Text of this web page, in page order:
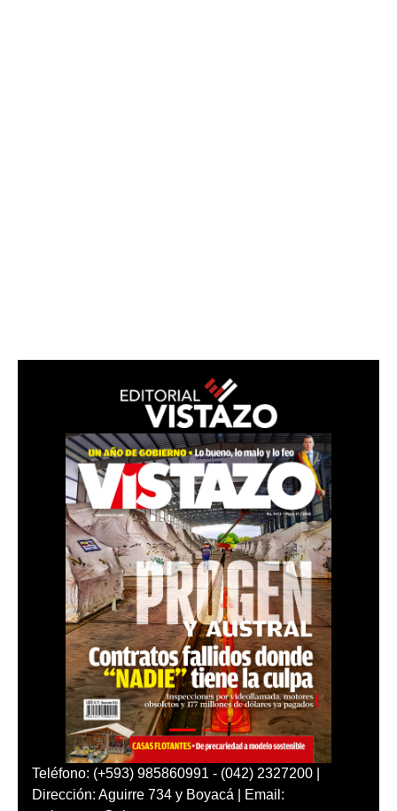
Teléfono: (+593) 985860991 - (042) 2327200 |
Dirección: Aguirre 734 y Boyacá | Email: